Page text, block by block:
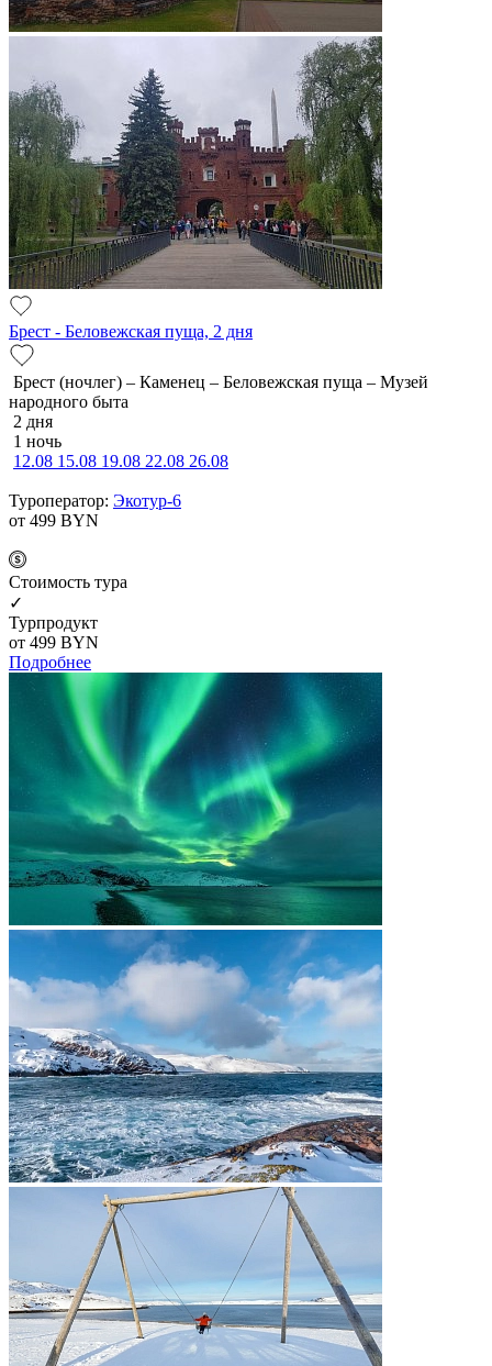
Брест - Беловежская пуща, 2 дня
Брест (ночлег) – Каменец – Беловежская пуща – Музей
народного быта
2 дня
1 ночь
12.08 15.08 19.08 22.08 26.08
Туроператор: Экотур-6
от 499 BYN
Cтоимость тура
✓
Турпродукт
от 499 BYN
Подробнее